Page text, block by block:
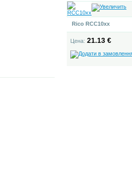
Rico RCC10xx
Цена: 21.13 €